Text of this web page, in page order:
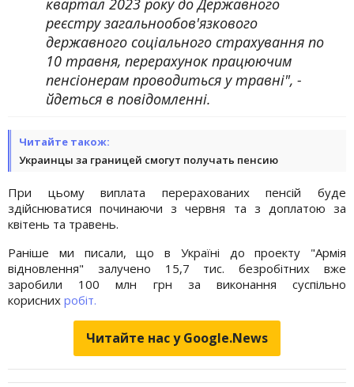
реєстру загальнообов'язкового
державного соціального страхування по
10 травня, перерахунок працюючим
пенсіонерам проводиться у травні", -
йдеться в повідомленні.
Читайте також:
Украинцы за границей смогут получать пенсию
При цьому виплата перерахованих пенсій буде
здійснюватися починаючи з червня та з доплатою за
квітень та травень.
Раніше ми писали, що в Україні до проекту "Армія
відновлення" залучено 15,7 тис. безробітних вже
заробили 100 млн грн за виконання суспільно
корисних робіт.
Читайте нас у Google.News